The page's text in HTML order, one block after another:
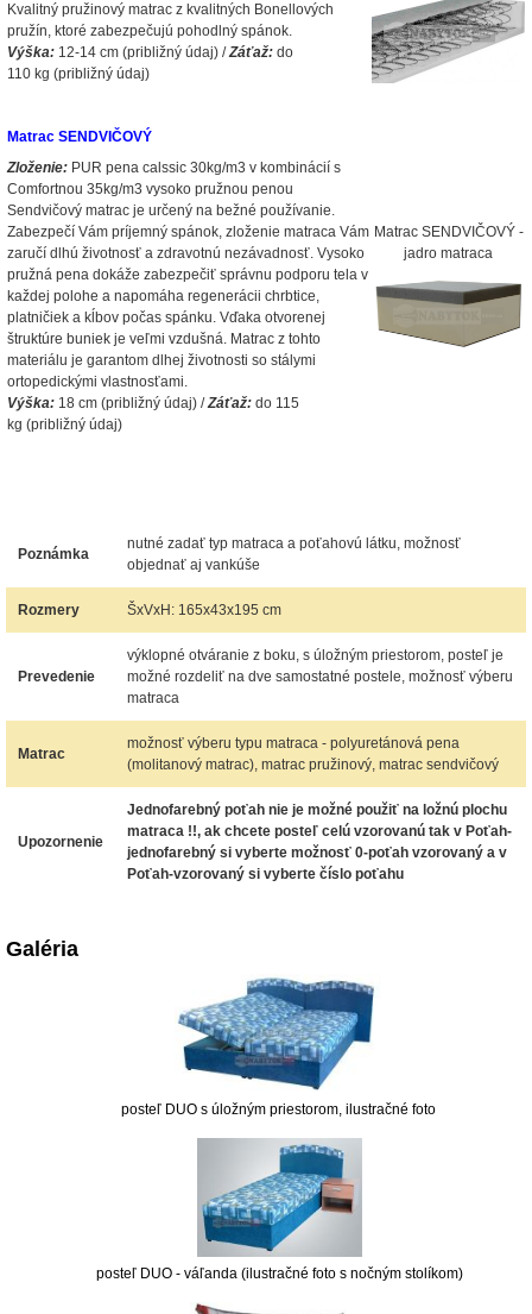
Kvalitný pružinový matrac z kvalitných Bonellových
pružín, ktoré zabezpečujú pohodlný spánok.
Výška: 12-14 cm (približný údaj) /Záťaž: do
110 kg (približný údaj)
Matrac SENDVIČOVÝ
Zloženie: PUR pena calssic 30kg/m3 v kombinácií s
Comfortnou 35kg/m3 vysoko pružnou penou
Sendvičový matrac je určený na bežné používanie.
Zabezpečí Vám príjemný spánok, zloženie matraca Vám
zaručí dlhú životnosť a zdravotnú nezávadnosť. Vysoko
pružná pena dokáže zabezpečiť správnu podporu tela v
každej polohe a napomáha regenerácii chrbtice,
platničiek a kĺbov počas spánku. Vďaka otvorenej
štruktúre buniek je veľmi vzdušná. Matrac z tohto
materiálu je garantom dlhej životnosti so stálymi
ortopedickými vlastnosťami.
Výška: 18 cm (približný údaj) /Záťaž: do 115
kg (približný údaj)
Matrac SENDVIČOVÝ -
jadro matraca
Poznámka
nutné zadať typ matraca a poťahovú látku, možnosť
objednať aj vankúše
Rozmery ŠxVxH: 165x43x195 cm
Prevedenie
výklopné otváranie z boku, s úložným priestorom, posteľ je
možné rozdeliť na dve samostatné postele, možnosť výberu
matraca
Matrac
možnosť výberu typu matraca - polyuretánová pena
(molitanový matrac), matrac pružinový, matrac sendvičový
Upozornenie
Jednofarebný poťah nie je možné použiť na ložnú plochu
matraca !!, ak chcete posteľ celú vzorovanú tak v Poťah-
jednofarebný si vyberte možnosť 0-poťah vzorovaný a v
Poťah-vzorovaný si vyberte číslo poťahu
Galéria
posteľ DUO s úložným priestorom, ilustračné foto
posteľ DUO - váľanda (ilustračné foto s nočným stolíkom)